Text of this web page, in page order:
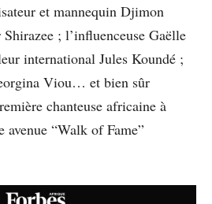
et mannequin Djimon
; l’influenceuse Gaëlle
international Jules Koundé ;
Viou… et bien sûr
chanteuse africaine à
“Walk of Fame”